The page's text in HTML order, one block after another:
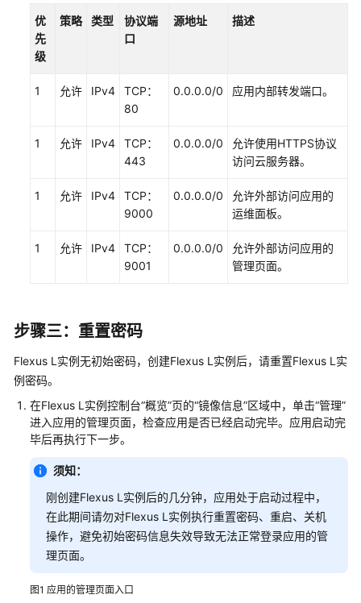
API
参
考
问
视
助
参
责
任
共
担
云
议
优
先
级
策略 类型
协议端
口
源地址 描述
1 允许 IPv4
TCP：
80
0.0.0.0/0 应用内部转发端口。
1 允许 IPv4
TCP：
443
0.0.0.0/0
允许使用HTTPS协议
访问云服务器。
1 允许 IPv4
TCP：
9000
0.0.0.0/0
允许外部访问应用的
运维面板。
1 允许 IPv4
TCP：
9001
0.0.0.0/0
允许外部访问应用的
管理页面。
步骤三：重置密码
Flexus L实例无初始密码，创建Flexus L实例后，请重置Flexus L实
例密码。
在Flexus L实例控制台“概览”页的“镜像信息”区域中，单击“管理”
进入应用的管理页面，检查应用是否已经启动完毕。应用启动完
毕后再执行下一步。
须知：
刚创建Flexus L实例后的几分钟，应用处于启动过程中，
在此期间请勿对Flexus L实例执行重置密码、重启、关机
操作，避免初始密码信息失效导致无法正常登录应用的管
理页面。
图1 应用的管理页面入口